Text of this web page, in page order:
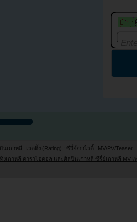
นเกาหลี เรตติ้ง (Rating) : ซีรี่ย์/วาไรตี้
MV/PV/Teaser
ทิงเกาหลี ดาราไอดอล และศิลปินเกาหลี ซีรี่ย์เกาหลี MV